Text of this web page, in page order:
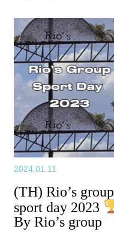
2024.01.11
(TH) Rio’s group
sport day 2023
By Rio’s group